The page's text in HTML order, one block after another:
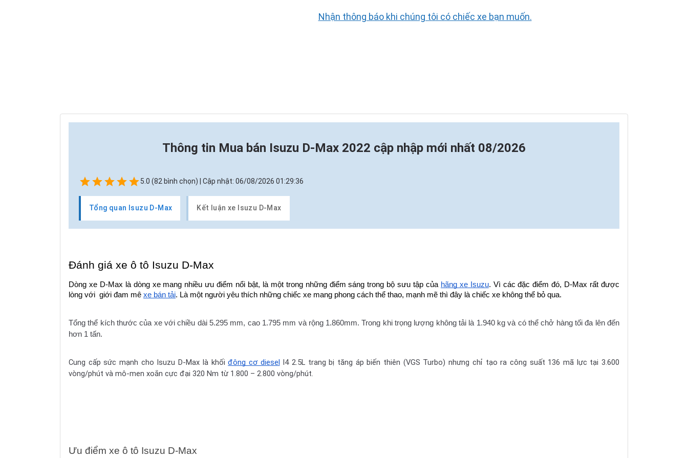
Nhận thông báo khi chúng tôi có chiếc xe bạn muốn.
Thông tin Mua bán Isuzu D-Max 2022 cập nhập mới nhất 08/2026
5.0 (82 bình chọn) | Cập nhật: 06/08/2026 01:29:36
Tổng quan Isuzu D-Max Kết luận xe Isuzu D-Max
Đánh giá xe ô tô Isuzu D-Max
Dòng xe D-Max là dòng xe mang nhiều ưu điểm nổi bật, là một trong những điểm sáng trong bộ sưu tập của hãng xe Isuzu. Vì các đặc điểm đó, D-Max rất được
lòng với  giới đam mê xe bán tải. Là một người yêu thích những chiếc xe mang phong cách thể thao, mạnh mẽ thì đây là chiếc xe không thể bỏ qua.
Tổng thể kích thước của xe với chiều dài 5.295 mm, cao 1.795 mm và rộng 1.860mm. Trong khi trọng lượng không tải là 1.940 kg và có thể chở hàng tối đa lên đến
hơn 1 tấn.
Cung cấp sức mạnh cho Isuzu D-Max là khốiđộng cơ diesel I4 2.5L trang bị tăng áp biến thiên (VGS Turbo) nhưng chỉ tạo ra công suất 136 mã lực tại 3.600
vòng/phút và mô-men xoắn cực đại 320 Nm từ 1.800 – 2.800 vòng/phút.
Ưu điểm xe ô tô Isuzu D-Max